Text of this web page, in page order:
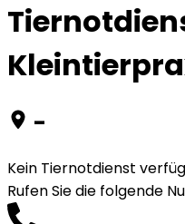
-
Kein Tiernotdienst
Rufen Sie die folgende